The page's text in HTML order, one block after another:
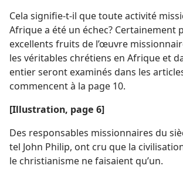
Cela signifie-​t-​il que toute activité
Afrique a été un échec? Certainement
excellents fruits de l’œuvre
les véritables chrétiens en Afrique et
entier seront examinés dans les
commencent à la page 10.
[Illustration, page 6]
Des responsables missionnaires du
tel John Philip, ont cru que la
le christianisme ne faisaient qu’un.